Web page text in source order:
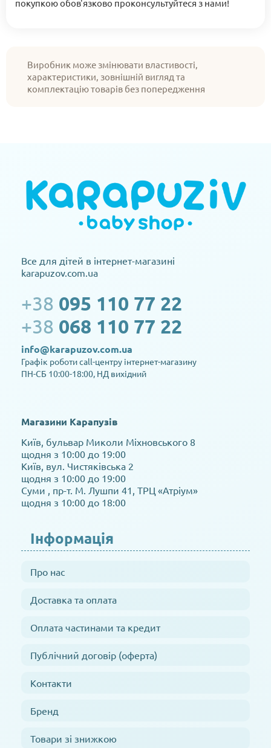
покупкою обов'язково проконсультуйтеся з нами!
Виробник може змінювати властивості,
характеристики, зовнішній вигляд та
комплектацію товарів без попередження
Все для дітей в інтернет-магазині
karapuzov.com.ua
+38 095 110 77 22
+38 068 110 77 22
info@karapuzov.com.ua
Графік роботи call-центру інтернет-магазину
ПН-СБ 10:00-18:00, НД вихідний
Магазини Карапузів
Київ, бульвар Миколи Міхновського 8
щодня з 10:00 до 19:00
Київ, вул. Чистяківська 2
щодня з 10:00 до 19:00
Суми , пр-т. М. Лушпи 41, ТРЦ «Атріум»
щодня з 10:00 до 18:00
Інформація
Про нас
Доставка та оплата
Оплата частинами та кредит
Публічний договір (оферта)
Контакти
Бренд
Товари зі знижкою